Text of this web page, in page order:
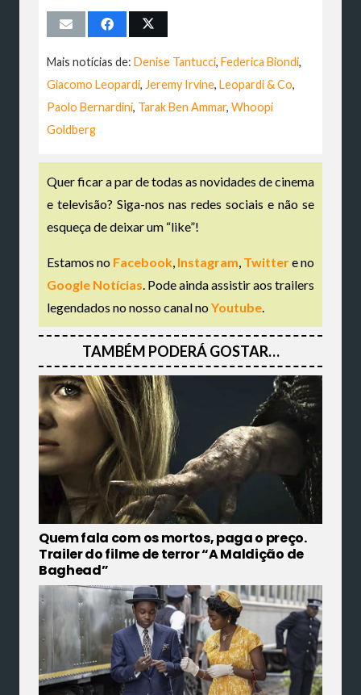
Mais notícias de: Denise Tantucci, Federica Biondi,
Giacomo Leopardi, Jeremy Irvine, Leopardi & Co,
Paolo Bernardini, Tarak Ben Ammar, Whoopi
Goldberg
Quer ficar a par de todas as novidades de cinema
e televisão? Siga-nos nas redes sociais e não se
esqueça de deixar um “like”!
Estamos no Facebook, Instagram, Twittere no
Google Notícias. Pode ainda assistir aos trailers
legendados no nosso canal noYoutube.
TAMBÉM PODERÁ GOSTAR…
Quem fala com os mortos, paga o preço.
Trailer do filme de terror “A Maldição de
Baghead”